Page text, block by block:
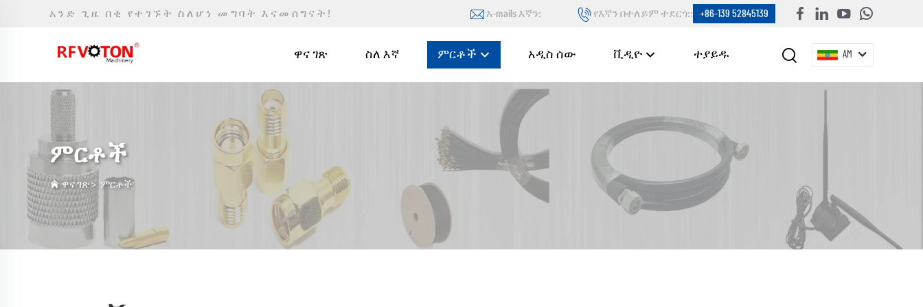
አንድ ጊዜ በቂ የተገኙት ስለሆነ መግባት እናመሰግናት! አ-mails እኛን: የእኛን በተለይም ተደርጎ:: +86-139 52845139
ዋና ገጽ ስለ እኛ ምርቶች አዲስ ሰው ቪዲዮ ተያይዱ AM
ምርቶች
ዋና ገጽ> ምርቶች